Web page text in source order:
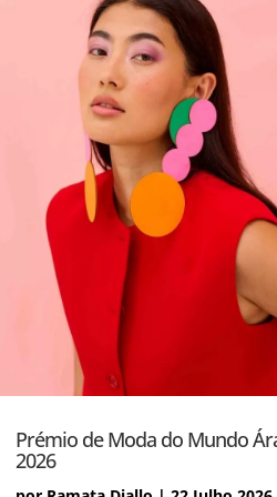
Prémio de Moda do Mundo
2026